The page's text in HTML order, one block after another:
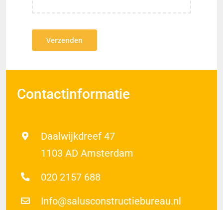
Verzenden
Contactinformatie
Daalwijkdreef 47
1103 AD Amsterdam
020 2157 688
Info@salusconstructiebureau.nl